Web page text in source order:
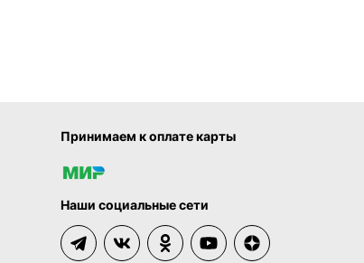
Принимаем к оплате карты
Наши социальные сети